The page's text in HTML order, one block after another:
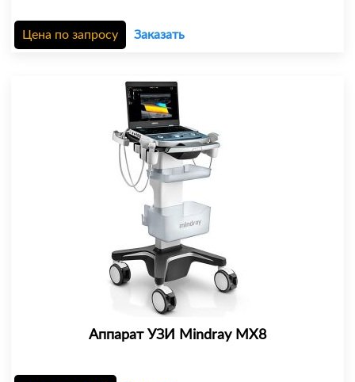
Цена по запросу Заказать
Аппарат УЗИ Mindray MX8